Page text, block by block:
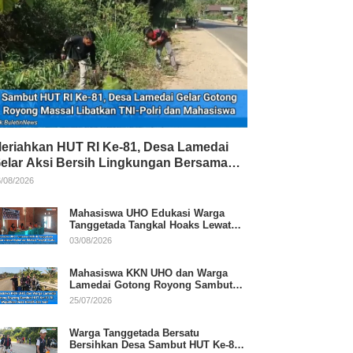
HUT RI Ke-81, Desa Lamedai
Aksi Bersih Lingkungan Bersama
Polri
08/2026
Mahasiswa UHO Edukasi Warga
Tanggetada Tangkal Hoaks Lewat
Program Literasi
03/08/2026
Mahasiswa KKN UHO dan Warga
Lamedai Gotong Royong Sambut
HUT Ke-81 RI
25/07/2026
Warga Tanggetada Bersatu
Bersihkan Desa Sambut HUT Ke-81